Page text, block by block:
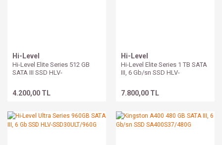
Hi-Level
Hi-Level Elite Series 512 GB
SATA III SSD HLV-
4.200,00 TL
Hi-Level
Hi-Level Elite Series 1 TB SATA
III, 6 Gb/sn SSD HLV-
7.800,00 TL